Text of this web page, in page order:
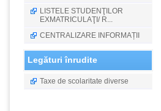
LISTELE STUDENŢILOR
EXMATRICULAŢI/ R...
CENTRALIZARE INFORMAȚII
Legături înrudite
Taxe de scolaritate diverse